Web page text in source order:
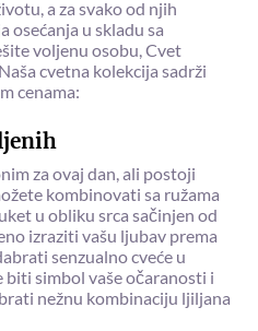
a za svako od njih
osećanja u skladu sa
voljenu osobu, Cvet
cvetna kolekcija sadrži
cenama:
za ovaj dan, ali postoji
kombinovati sa ružama
u obliku srca sačinjen od
izraziti vašu ljubav prema
senzualno cveće u
biti simbol vaše očaranosti i
nežnu kombinaciju ljiljana